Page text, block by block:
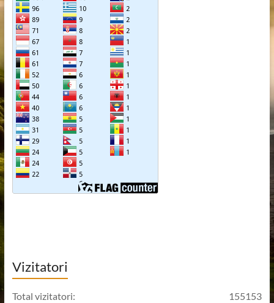
Vizitatori
155153
Total vizitatori: